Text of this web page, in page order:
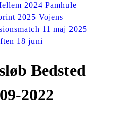
2024 Pamhule
2025 Vojens
11 maj 2025
18 juni
Bedsted
2022